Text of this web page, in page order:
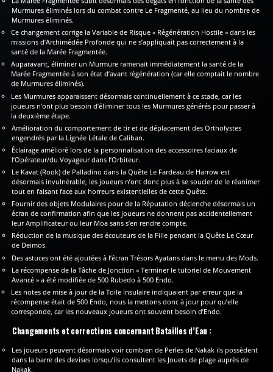
Murmures éliminés lors du combat contre Le Fragmenté, au lieu du nombre de
Murmures éliminés.
Ce changement corrige la Variable de Risque « Régénération Hostile » dans les
missions d’Archimédée Profonde qui ne s’appliquait pas correctement à la
santé de la Marée Fragmentée.
Auparavant, éliminer un Murmure ramenait immédiatement la santé de la
Marée Fragmentée à son état d’avant régénération (car elle comptait le nombre
de Murmures éliminés).
Les Murmures apparaissent désormais continuellement à ce stade, car les
joueurs n’ont plus besoin d’éliminer tous les Murmures générés pour passer à
la deuxième étape.
Amélioration du comportement de tir et de déplacement des Ortholystes
engendrés par la Lignée Létale de Caliban.
Éclairage amélioré lors de la personnalisation des accessoires faciaux de
l’Opérateur/du Voyageur dans l’Orbiteur.
Le Kavat (Rook) de Palladino dans la Quête Le Fardeau de Harrow est
désormais invulnérable, les joueurs n’ont donc plus à se soucier de le réanimer
tout en faisant face aux horreurs existentielles de cette Quête.
Fournir des objets Modulaires pour de la Réputation déclenche désormais un
écran de confirmation afin que les joueurs ne donnent pas accidentellement
leur Amplificateur ou leur Moa sans s’en rendre compte.
Réduction de la musique des écouteurs de la Fille pendant la Quête Le Cœur
de Deimos.
Des astuces ont été ajoutées à l’écran Trésors Ayatans dans le menu des Mods.
La récompense de la Tâche de Jonction « Terminer le tutoriel de Mouvement
Avancé » a été modifiée de 500 Rubedo à 500 Endo.
Les notes de mise à jour de la Toile Insulaire indiquaient par erreur que la
récompense était de 500 Endo, nous la mettons donc à jour pour qu’elle
corresponde, car les nouveaux joueurs ont souvent besoin d’Endo.
Changements et corrections concernant Batailles d’Eau :
Les joueurs peuvent désormais voir combien de Perles de Nakak ils possèdent
dans la barre des devises lorsqu’ils consultent les Jouets de plage auprès de
Nakak.